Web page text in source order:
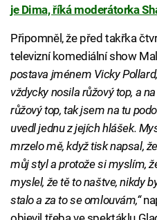
je Dima, říká moderátorka
Připomněl, že před takřka
televizní komediální show
postava jménem Vicky
vždycky nosila růžový top, a
růžový top, tak jsem na tu
uvedl jednu z jejích hlášek.
mrzelo mě, když tisk napsal,
můj styl a protože si myslím,
myslel, že tě to naštve, nikdy
stalo a za to se omlouvám,“